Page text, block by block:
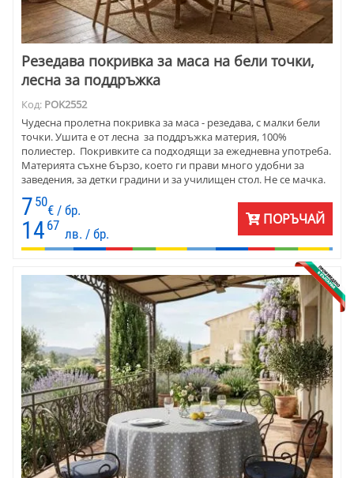
Резедава покривка за маса на бели точки,
лесна за поддръжка
Код: POK2552
Чудесна пролетна покривка за маса - резедава, с малки бели
точки. Ушита е от лесна за поддръжка материя, 100%
полиестер. Покривките са подходящи за ежедневна употреба.
Материята съхне бързо, което ги прави много удобни за
заведения, за детки градини и за училищен стол. Не се мачка.
Съчетайте покривката с жълти и оранжеви карета и хенгъли.
7 50
€ / бр.
14 67
лв. / бр.
ПОРЪЧАЙ